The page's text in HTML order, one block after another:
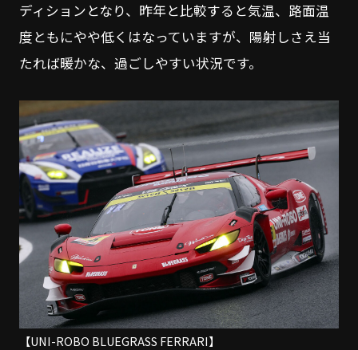
ディションとなり、昨年と比較すると気温、路面温
度ともにやや低くはなっていますが、陽射しさえ当
たれば暖かな、過ごしやすい状況です。
【UNI-ROBO BLUEGRASS FERRARI】